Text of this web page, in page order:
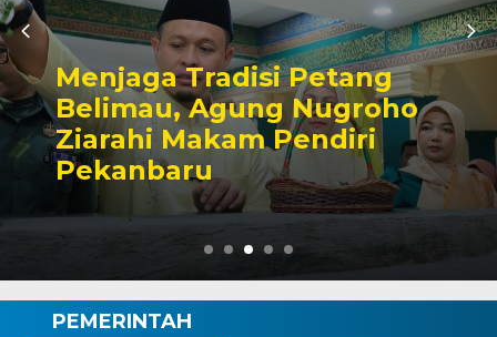
Menjaga Tradisi Petang
Belimau, Agung Nugroho
Ziarahi Makam Pendiri
Pekanbaru
PEMERINTAH